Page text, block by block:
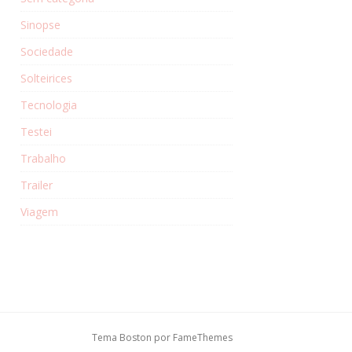
Sinopse
Sociedade
Solteirices
Tecnologia
Testei
Trabalho
Trailer
Viagem
Tema Boston por FameThemes